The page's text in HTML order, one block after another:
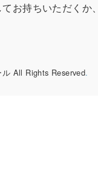
お持ちいただくか
All Rights Reserved.